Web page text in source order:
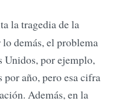
la tragedia de la
demás, el problema
Unidos, por ejemplo,
por año, pero esa cifra
Además, en la